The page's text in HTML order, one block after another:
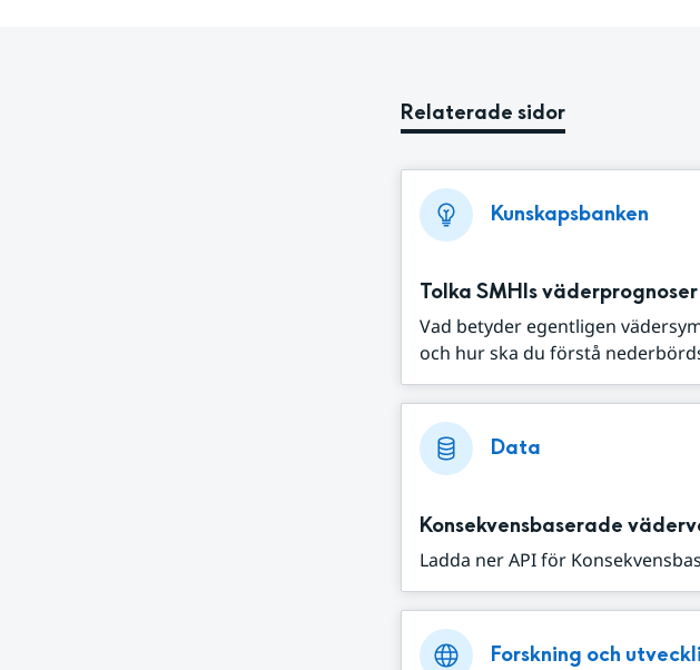
Relaterade sidor
Kunskapsbanken
Tolka SMHIs väderprognoser
Vad betyder egentligen
och hur ska du förstå
Data
Konsekvensbaserade
Ladda ner API för
Forskning och